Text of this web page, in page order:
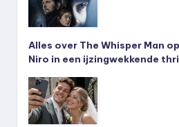
Alles over The Whisper Man
Niro in een ijzingwekkende